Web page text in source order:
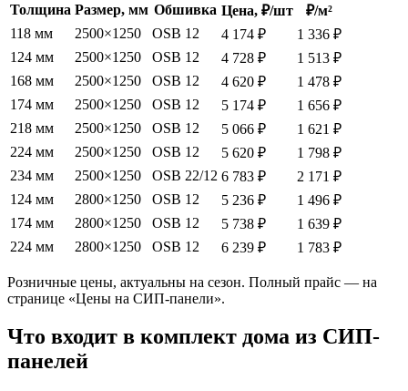
Толщина Размер, мм Обшивка Цена, ₽/шт
₽/м²
118 мм
2500×1250 OSB 12 4 174 ₽
1 336 ₽
124 мм
2500×1250 OSB 12 4 728 ₽
1 513 ₽
168 мм
2500×1250 OSB 12 4 620 ₽
1 478 ₽
174 мм
2500×1250 OSB 12 5 174 ₽
1 656 ₽
218 мм
2500×1250 OSB 12 5 066 ₽
1 621 ₽
224 мм
2500×1250 OSB 12 5 620 ₽
1 798 ₽
234 мм
2500×1250 OSB 22/12 6 783 ₽
2 171 ₽
124 мм
2800×1250 OSB 12 5 236 ₽
1 496 ₽
174 мм
2800×1250 OSB 12 5 738 ₽
1 639 ₽
224 мм
2800×1250 OSB 12 6 239 ₽ 1 783 ₽
Розничные цены, актуальны на сезон. Полный прайс — на
странице «Цены на СИП-панели».
Что входит в комплект дома из СИП-
панелей